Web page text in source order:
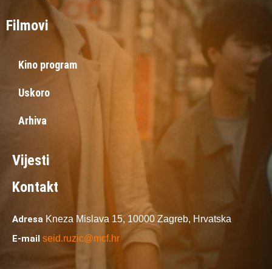
Filmovi
Kino program
Uskoro
Arhiva
Vijesti
Kontakt
Adresa Kneza Mislava 15, 10000 Zagreb, Hrvatska
E-mail seid.ruzic@mcf.hr